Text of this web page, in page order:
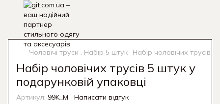
Чоловічі труси . Набір 5 штук Набір чоловічих трусів
Набір чоловічих трусів 5 штук у
подарунковій упаковці
Артикул: 99K_M Написати відгук